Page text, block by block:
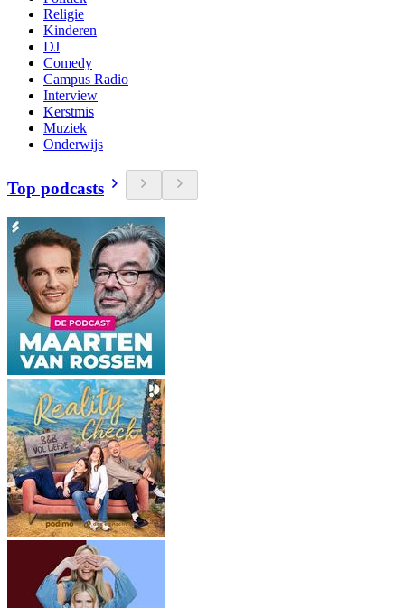
Religie
Kinderen
DJ
Comedy
Campus Radio
Interview
Kerstmis
Muziek
Onderwijs
Top podcasts